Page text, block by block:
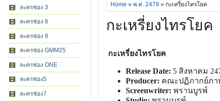
ละครช่อง 3
ละครช่อง 8
ละครช่อง 9
ละครช่อง GMM25
ละครช่อง ONE
ละครช่อง5
ละครช่อง7
Home » พ.ศ. 2479 » กะเหรี่ยงไทรโยค
กะเหรี่ยงไทรโยค
กะเหรี่ยงไทรโยค
Release Date: 5 สิงหาคม
Producer: คณะปฏิภากย์ภา
Screenwriter: พรานบูรพ์